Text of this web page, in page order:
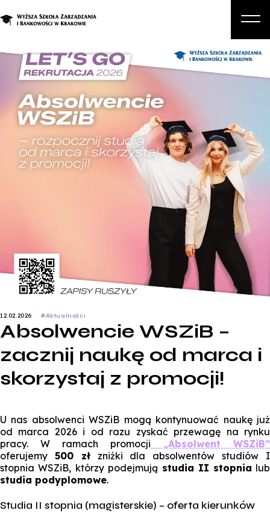
O nas
Studia podyplomowe i kursy
Kandydat
Student
Biznes
Zapisz się na studia
12.02.2026 #Aktualności
Absolwencie WSZiB –
zacznij naukę od marca i
skorzystaj z promocji!
U nas absolwenci WSZiB mogą kontynuować naukę już
od marca 2026 i od razu zyskać przewagę na rynku
pracy. W ramach promocji „Absolwent WSZiB”
oferujemy 500 złzniżki dla absolwentów studiów I
stopnia WSZiB, którzy podejmują studia II stopnia lub
studia podyplomowe.
Studia II stopnia (magisterskie) – oferta kierunków